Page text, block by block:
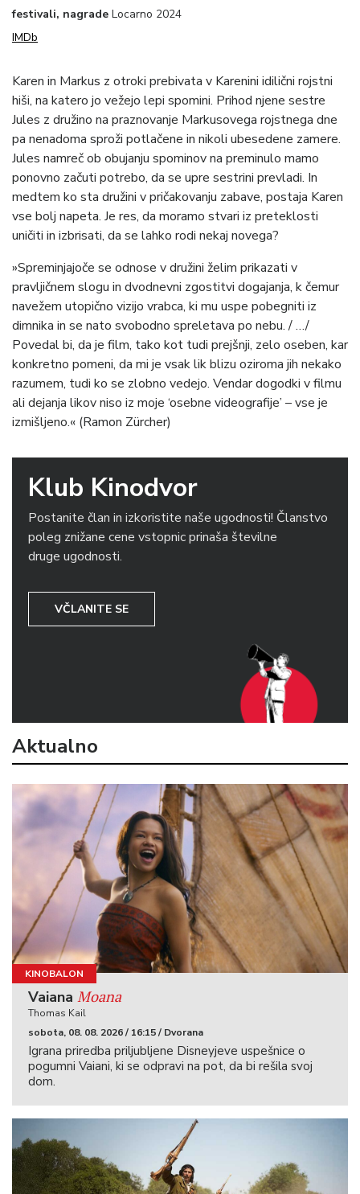
festivali, nagrade Locarno 2024
IMDb
Karen in Markus z otroki prebivata v Karenini idilični rojstni
hiši, na katero jo vežejo lepi spomini. Prihod njene sestre
Jules z družino na praznovanje Markusovega rojstnega dne
pa nenadoma sproži potlačene in nikoli ubesedene zamere.
Jules namreč ob obujanju spominov na preminulo mamo
ponovno začuti potrebo, da se upre sestrini prevladi. In
medtem ko sta družini v pričakovanju zabave, postaja Karen
vse bolj napeta. Je res, da moramo stvari iz preteklosti
uničiti in izbrisati, da se lahko rodi nekaj novega?
»Spreminjajoče se odnose v družini želim prikazati v
pravljičnem slogu in dvodnevni zgostitvi dogajanja, k čemur
navežem utopično vizijo vrabca, ki mu uspe pobegniti iz
dimnika in se nato svobodno spreletava po nebu. / …/
Povedal bi, da je film, tako kot tudi prejšnji, zelo oseben, kar
konkretno pomeni, da mi je vsak lik blizu oziroma jih nekako
razumem, tudi ko se zlobno vedejo. Vendar dogodki v filmu
ali dejanja likov niso iz moje ‘osebne videografije’ – vse je
izmišljeno.« (Ramon Zürcher)
Klub Kinodvor
Postanite član in izkoristite naše ugodnosti! Članstvo
poleg znižane cene vstopnic prinaša številne
druge ugodnosti.
VČLANITE SE
Aktualno
KINOBALON
Vaiana Moana
Thomas Kail
sobota, 08. 08. 2026 / 16:15 / Dvorana
Igrana priredba priljubljene Disneyjeve uspešnice o
pogumni Vaiani, ki se odpravi na pot, da bi rešila svoj
dom.